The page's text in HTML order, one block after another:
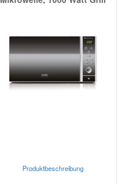
Produktbeschreibung